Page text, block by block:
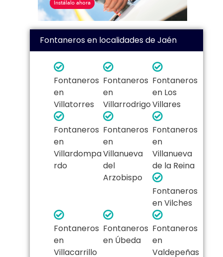
Fontaneros en localidades de Jaén
Fontaneros
en
Villatorres
Fontaneros
en
Villarrodrigo
Fontaneros
en Los
Villares
Fontaneros
en
Villardompa
rdo
Fontaneros
en
Villanueva
del
Arzobispo
Fontaneros
en
Villanueva
de la Reina
Fontaneros
en Vilches
Fontaneros
en
Villacarrillo
Fontaneros
en Úbeda
Fontaneros
en
Valdepeñas